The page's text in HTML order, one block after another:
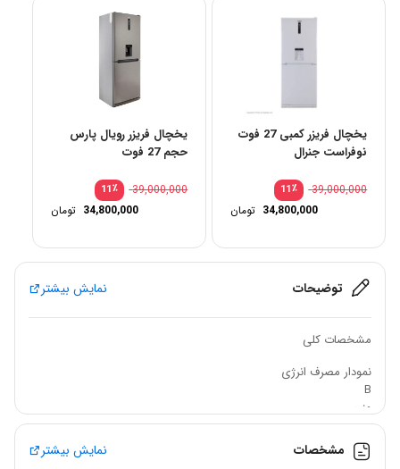
یخچال فریزر کمبی 27 فوت
نوفراست جنرال
٪11
39,000,000
34,800,000 تومان
یخچال فریزر رویال پارس
حجم 27 فوت
٪11
39,000,000
34,800,000 تومان
توضیحات نمایش بیشتر
مشخصات کلی
نمودار مصرف انرژی
B
وزن
۸۰ کیلوگرم
گنجایش کل به لیتر
۳۹۸
یخچال فریزر
مشخصات نمایش بیشتر